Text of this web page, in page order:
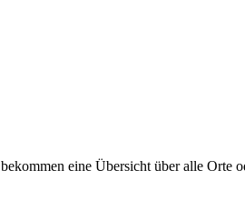
eine Übersicht über alle Orte